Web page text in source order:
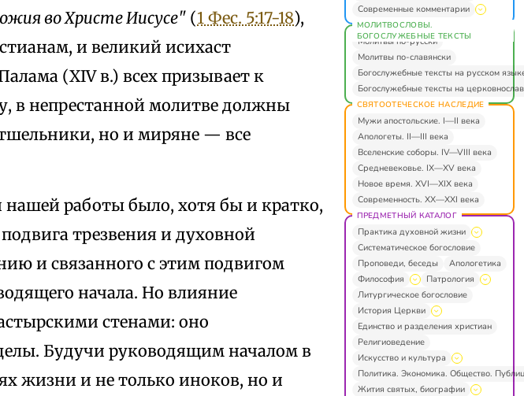
во Христе Иисусе" (1 Фес. 5:17-18),
и великий исихаст
(XIV в.) всех призывает к
в непрестанной молитве должны
но и миряне — все
нашей работы было, хотя бы и кратко,
трезвения и духовной
и связанного с этим подвигом
начала. Но влияние
стенами: оно
Будучи руководящим началом в
жизни и не только иноков, но и
Современные комментарии
МОЛИТВОСЛОВЫ.
БОГОСЛУЖЕБНЫЕ ТЕКСТЫ
Молитвы по-русски
Молитвы по-славянски
Богослужебные тексты на русском
Богослужебные тексты на
СВЯТООТЕЧЕСКОЕ НАСЛЕДИЕ
Мужи апостольские. I—II века
Апологеты. II—III века
Вселенские соборы. IV—VIII века
Средневековье. IX—XV века
Новое время. XVI—XIX века
Современность. XX—XXI века
ПРЕДМЕТНЫЙ КАТАЛОГ
Практика духовной жизни
Систематическое богословие
Проповеди, беседы
Апологетика
Философия
Патрология
Литургическое богословие
История Церкви
Единство и разделения христиан
Религиоведение
Искусство и культура
Политика. Экономика. Общество.
Жития святых, биографии